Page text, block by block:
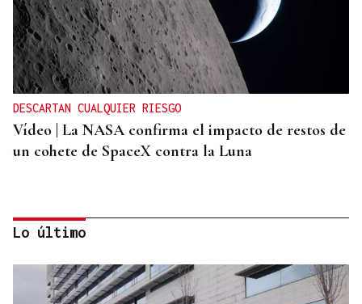
DESCARTAN CUALQUIER RIESGO
Vídeo | La NASA confirma el impacto de restos de
un cohete de SpaceX contra la Luna
Lo último